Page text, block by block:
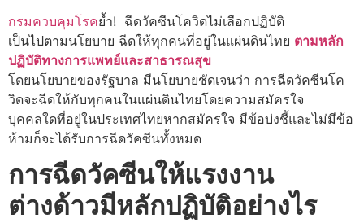
กรมควบคุมโรคย้ำ! ฉีดวัคซีนโควิดไม่เลือกปฏิบัติ
เป็นไปตามนโยบาย ฉีดให้ทุกคนที่อยู่ในแผ่นดินไทย ตามหลัก
ปฏิบัติทางการแพทย์และสาธารณสุข
โดยนโยบายของรัฐบาล มีนโยบายชัดเจนว่า การฉีดวัคซีนโค
วิดจะฉีดให้กับทุกคนในแผ่นดินไทยโดยความสมัครใจ
บุคคลใดที่อยู่ในประเทศไทยหากสมัครใจ มีข้อบ่งชี้และไม่มีข้อ
ห้ามก็จะได้รับการฉีดวัคซีนทั้งหมด
การฉีดวัคซีนให้แรงงาน
ต่างด้าวมีหลักปฏิบัติอย่างไร